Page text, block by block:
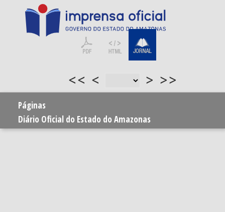
<< < > >>
Páginas
Diário Oficial do Estado do Amazonas